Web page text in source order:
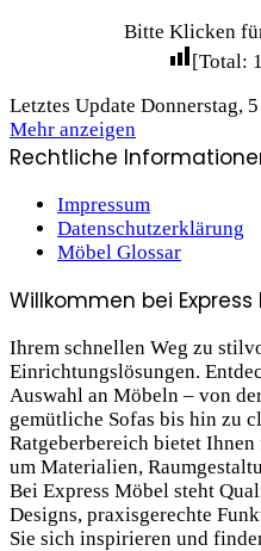
Bitte Klicken
[Total: 1
Letztes Update Donnerstag,
Mehr anzeigen
Rechtliche
Impressum
Datenschutzerklärung
Möbel Glossar
Willkommen bei Express
Ihrem schnellen Weg zu
Einrichtungslösungen.
Auswahl an Möbeln – von
gemütliche Sofas bis hin zu
Ratgeberbereich bietet
um Materialien,
Bei Express Möbel steht
Designs, praxis­gerechte
Sie sich inspirieren und